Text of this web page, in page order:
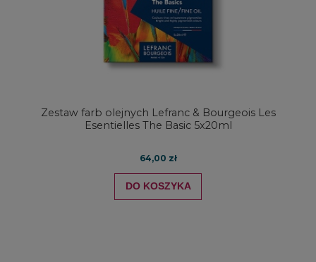
Zestaw farb olejnych Lefranc & Bourgeois Les
Esentielles The Basic 5x20ml
64,00 zł
DO KOSZYKA